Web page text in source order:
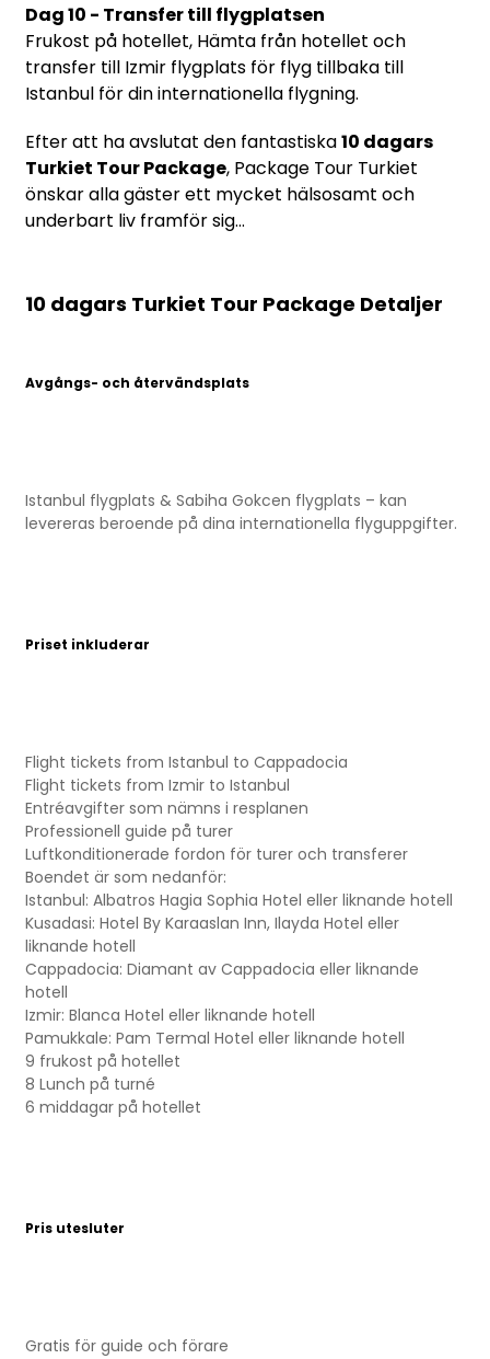
Dag 10 - Transfer till flygplatsen
Frukost på hotellet, Hämta från hotellet och
transfer till Izmir flygplats för flyg tillbaka till
Istanbul för din internationella flygning.
Efter att ha avslutat den fantastiska10 dagars
Turkiet Tour Package, Package Tour Turkiet
önskar alla gäster ett mycket hälsosamt och
underbart liv framför sig...
10 dagars Turkiet Tour Package Detaljer
Avgångs- och återvändsplats
Istanbul flygplats & Sabiha Gokcen flygplats – kan
levereras beroende på dina internationella flyguppgifter.
Priset inkluderar
Flight tickets from Istanbul to Cappadocia
Flight tickets from Izmir to Istanbul
Entréavgifter som nämns i resplanen
Professionell guide på turer
Luftkonditionerade fordon för turer och transferer
Boendet är som nedanför:
Istanbul: Albatros Hagia Sophia Hotel eller liknande hotell
Kusadasi: Hotel By Karaaslan Inn, Ilayda Hotel eller
liknande hotell
Cappadocia: Diamant av Cappadocia eller liknande
hotell
Izmir: Blanca Hotel eller liknande hotell
Pamukkale: Pam Termal Hotel eller liknande hotell
9 frukost på hotellet
8 Lunch på turné
6 middagar på hotellet
Pris utesluter
Gratis för guide och förare